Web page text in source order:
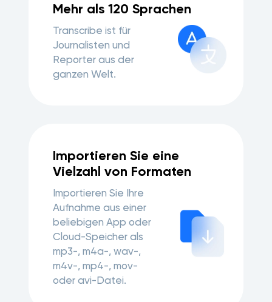
Mehr als 120 Sprachen
Transcribe ist für
Journalisten und
Reporter aus der
ganzen Welt.
Importieren Sie eine
Vielzahl von Formaten
Importieren Sie Ihre
Aufnahme aus einer
beliebigen App oder
Cloud-Speicher als
mp3-, m4a-, wav-,
m4v-, mp4-, mov-
oder avi-Datei.